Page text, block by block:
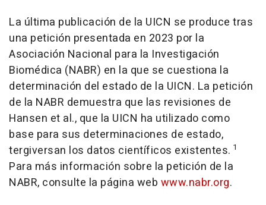
La última publicación de la UICN se produce tras
una petición presentada en 2023 por la
Asociación Nacional para la Investigación
Biomédica (NABR) en la que se cuestiona la
determinación del estado de la UICN. La petición
de la NABR demuestra que las revisiones de
Hansen et al., que la UICN ha utilizado como
base para sus determinaciones de estado,
tergiversan los datos científicos existentes. 1
Para más información sobre la petición de la
NABR, consulte la página web www.nabr.org.